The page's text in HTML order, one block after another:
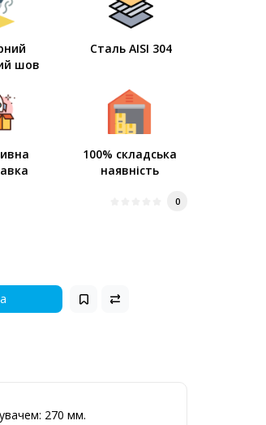
шов
Сталь AISI 304
100% складська
наявність
0
270 мм.